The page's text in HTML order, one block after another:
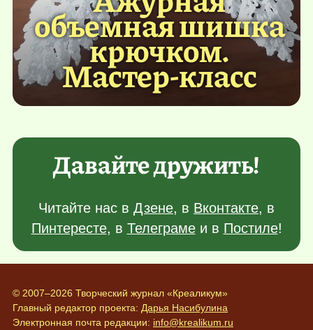
объемная шишка
крючком.
Мастер-класс
Давайте дружить!
Читайте нас в Дзене, в Вконтакте, в
Пинтересте, в Телеграмеи в Постиле!
© 2007–2026 Творческий журнал «Креаликум»
Главный редактор проекта: Дарья Насибулина
Электронная почта редакции: info@krealikum.ru